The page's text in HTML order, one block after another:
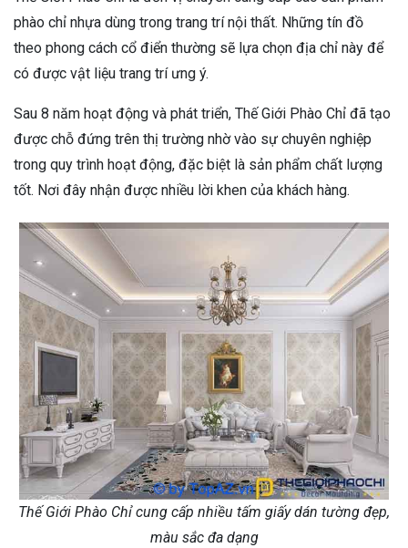
phào chỉ nhựa dùng trong trang trí nội thất. Những tín đồ
theo phong cách cổ điển thường sẽ lựa chọn địa chỉ này để
có được vật liệu trang trí ưng ý.
Sau 8 năm hoạt động và phát triển, Thế Giới Phào Chỉ đã tạo
được chỗ đứng trên thị trường nhờ vào sự chuyên nghiệp
trong quy trình hoạt động, đặc biệt là sản phẩm chất lượng
tốt. Nơi đây nhận được nhiều lời khen của khách hàng.
Thế Giới Phào Chỉ cung cấp nhiều tấm giấy dán tường đẹp,
màu sắc đa dạng